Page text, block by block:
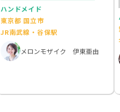
ハンドメイド
東京都 国立市
JR南武線・谷保駅
メロンモザイク 伊東亜由